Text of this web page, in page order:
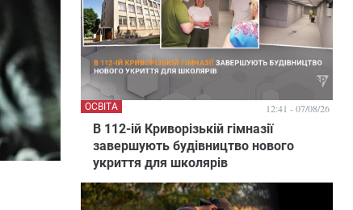
В 112-ій Криворізькій гімназії
завершують будівництво нового
укриття для школярів
ОСВІТА 12:41 - 07/08/26